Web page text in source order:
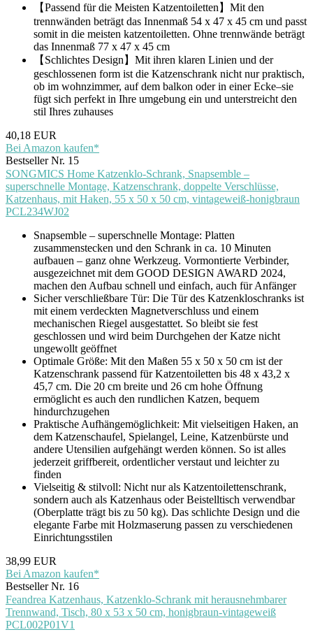
【Passend für die Meisten Katzentoiletten】Mit den
trennwänden beträgt das Innenmaß 54 x 47 x 45 cm und passt
somit in die meisten katzentoiletten. Ohne trennwände beträgt
das Innenmaß 77 x 47 x 45 cm
【Schlichtes Design】Mit ihren klaren Linien und der
geschlossenen form ist die Katzenschrank nicht nur praktisch,
ob im wohnzimmer, auf dem balkon oder in einer Ecke–sie
fügt sich perfekt in Ihre umgebung ein und unterstreicht den
stil Ihres zuhauses
40,18 EUR
Bei Amazon kaufen*
Bestseller Nr. 15
SONGMICS Home Katzenklo-Schrank, Snapsemble –
superschnelle Montage, Katzenschrank, doppelte Verschlüsse,
Katzenhaus, mit Haken, 55 x 50 x 50 cm, vintageweiß-honigbraun
PCL234WJ02
Snapsemble – superschnelle Montage: Platten
zusammenstecken und den Schrank in ca. 10 Minuten
aufbauen – ganz ohne Werkzeug. Vormontierte Verbinder,
ausgezeichnet mit dem GOOD DESIGN AWARD 2024,
machen den Aufbau schnell und einfach, auch für Anfänger
Sicher verschließbare Tür: Die Tür des Katzenkloschranks ist
mit einem verdeckten Magnetverschluss und einem
mechanischen Riegel ausgestattet. So bleibt sie fest
geschlossen und wird beim Durchgehen der Katze nicht
ungewollt geöffnet
Optimale Größe: Mit den Maßen 55 x 50 x 50 cm ist der
Katzenschrank passend für Katzentoiletten bis 48 x 43,2 x
45,7 cm. Die 20 cm breite und 26 cm hohe Öffnung
ermöglicht es auch den rundlichen Katzen, bequem
hindurchzugehen
Praktische Aufhängemöglichkeit: Mit vielseitigen Haken, an
dem Katzenschaufel, Spielangel, Leine, Katzenbürste und
andere Utensilien aufgehängt werden können. So ist alles
jederzeit griffbereit, ordentlicher verstaut und leichter zu
finden
Vielseitig & stilvoll: Nicht nur als Katzentoilettenschrank,
sondern auch als Katzenhaus oder Beistelltisch verwendbar
(Oberplatte trägt bis zu 50 kg). Das schlichte Design und die
elegante Farbe mit Holzmaserung passen zu verschiedenen
Einrichtungsstilen
38,99 EUR
Bei Amazon kaufen*
Bestseller Nr. 16
Feandrea Katzenhaus, Katzenklo-Schrank mit herausnehmbarer
Trennwand, Tisch, 80 x 53 x 50 cm, honigbraun-vintageweiß
PCL002P01V1